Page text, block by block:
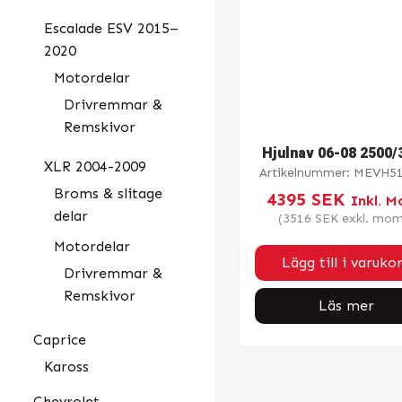
Escalade ESV 2015–
2020
Motordelar
Drivremmar &
Remskivor
XLR 2004-2009
Broms & slitage
delar
Motordelar
Drivremmar &
Remskivor
Caprice
Kaross
Hjulnav 06-08 2500/
Artikelnummer:
4395 SEK Inkl.
(3516 SEK exkl.
Lägg till i
Läs mer